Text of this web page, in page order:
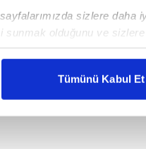
sizlere daha
sunmak olduğunu ve
maliyetlerimizi
reklamlar
Tümünü Kabul Et